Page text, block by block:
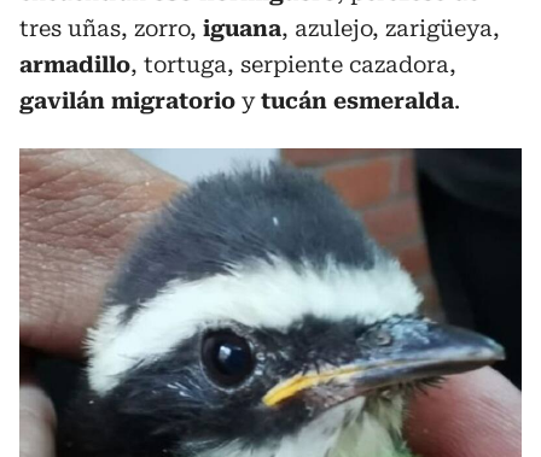
tres uñas, zorro, iguana, azulejo, zarigüeya,
armadillo, tortuga, serpiente cazadora,
gavilán migratorio ytucán esmeralda.